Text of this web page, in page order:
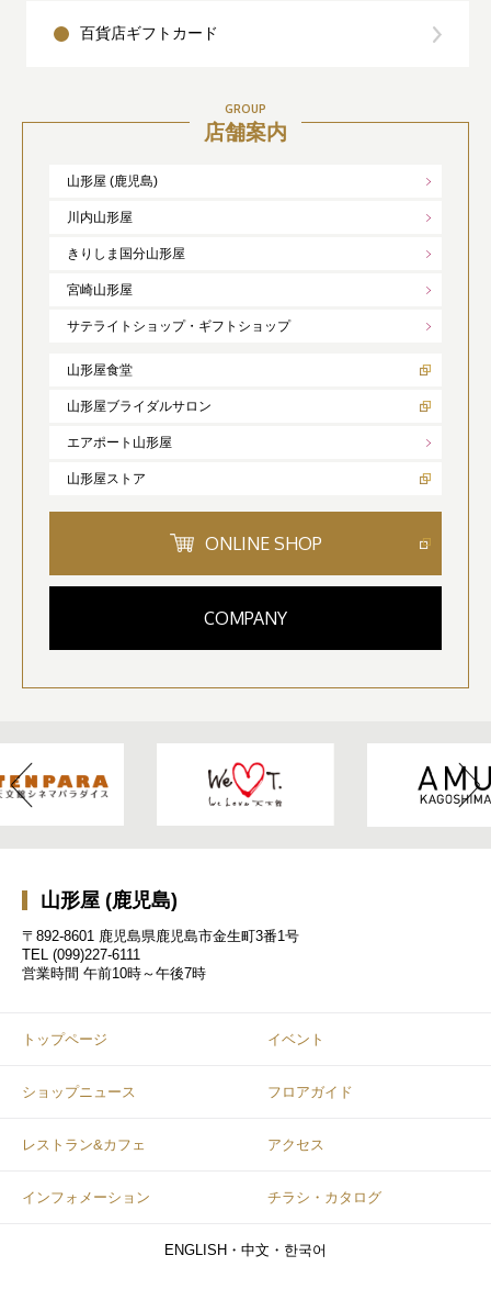
百貨店ギフトカード
GROUP
店舗案内
山形屋 (鹿児島)
川内山形屋
きりしま国分山形屋
宮崎山形屋
サテライトショップ・ギフトショップ
山形屋食堂
山形屋ブライダルサロン
エアポート山形屋
山形屋ストア
ONLINE SHOP
COMPANY
山形屋 (鹿児島)
〒892-8601 鹿児島県鹿児島市金生町3番1号
TEL (099)227-6111
営業時間 午前10時～午後7時
トップページ イベント
ショップニュース フロアガイド
レストラン&カフェ アクセス
インフォメーション チラシ・カタログ
ENGLISH・中文・한국어